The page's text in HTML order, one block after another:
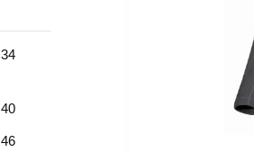
34
40
46